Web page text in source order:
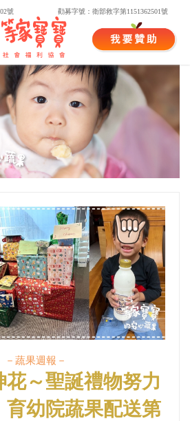
號 勸募字號：衛部救字第1151362501號
－蔬果週報－
花～聖誕禮物努力
育幼院蔬果配送第